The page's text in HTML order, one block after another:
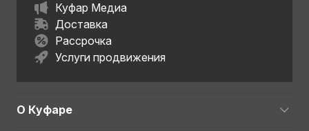
Куфар Медиа
Доставка
Рассрочка
Услуги продвижения
О Куфаре